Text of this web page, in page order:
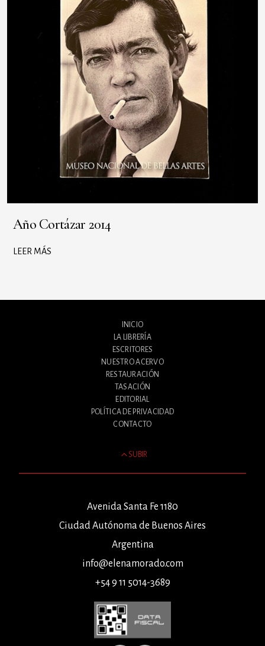
Año Cortázar 2014
LEER MÁS
INICIO
LA LIBRERÍA
ESCRITORES
NUESTRO ACERVO
RESTAURACIÓN
TASACIÓN
EDITORIAL
POLÍTICA DE PRIVACIDAD
CONTACTO
SUBIR
Avenida Santa Fe 1180
Ciudad Autónoma de Buenos Aires
Argentina
info@elenamorado.com
+54 9 11 5014-3689